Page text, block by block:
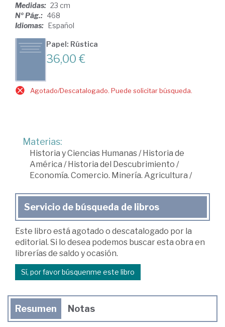
Medidas: 23 cm
Nº Pág.: 468
Idiomas: Español
Papel: Rústica
36,00 €
Agotado/Descatalogado. Puede solicitar búsqueda.
Materias:
Historia y Ciencias Humanas /Historia de
América /Historia del Descubrimiento /
Economía. Comercio. Minería. Agricultura /
Servicio de búsqueda de libros
Este libro está agotado o descatalogado por la
editorial. Si lo desea podemos buscar esta obra en
librerías de saldo y ocasión.
Sí, por favor búsquenme este libro
Resumen Notas